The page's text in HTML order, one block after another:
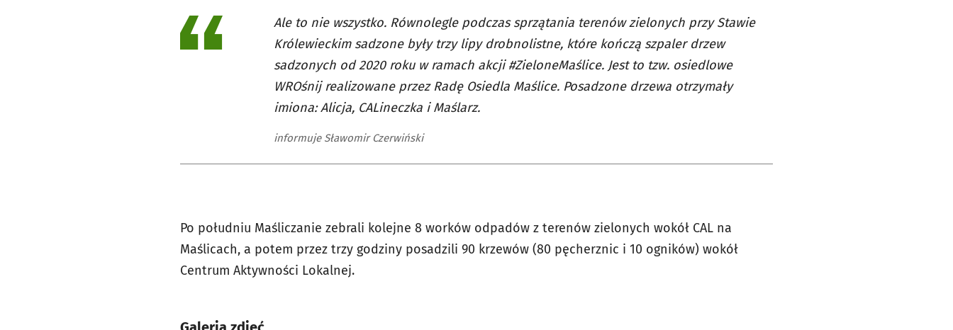
Ale to nie wszystko. Równolegle podczas sprzątania terenów zielonych przy Stawie
Królewieckim sadzone były trzy lipy drobnolistne, które kończą szpaler drzew
sadzonych od 2020 roku w ramach akcji #ZieloneMaślice. Jest to tzw. osiedlowe
WROśnij realizowane przez Radę Osiedla Maślice. Posadzone drzewa otrzymały
imiona: Alicja, CALineczka i Maślarz.
informuje Sławomir Czerwiński
Po południu Maśliczanie zebrali kolejne 8 worków odpadów z terenów zielonych wokół CAL na
Maślicach, a potem przez trzy godziny posadzili 90 krzewów (80 pęcherznic i 10 ogników) wokół
Centrum Aktywności Lokalnej.